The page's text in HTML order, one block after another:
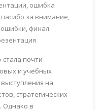
, ошибка
за внимание,
, финал
почти
и учебных
на
стратегических
Однако в